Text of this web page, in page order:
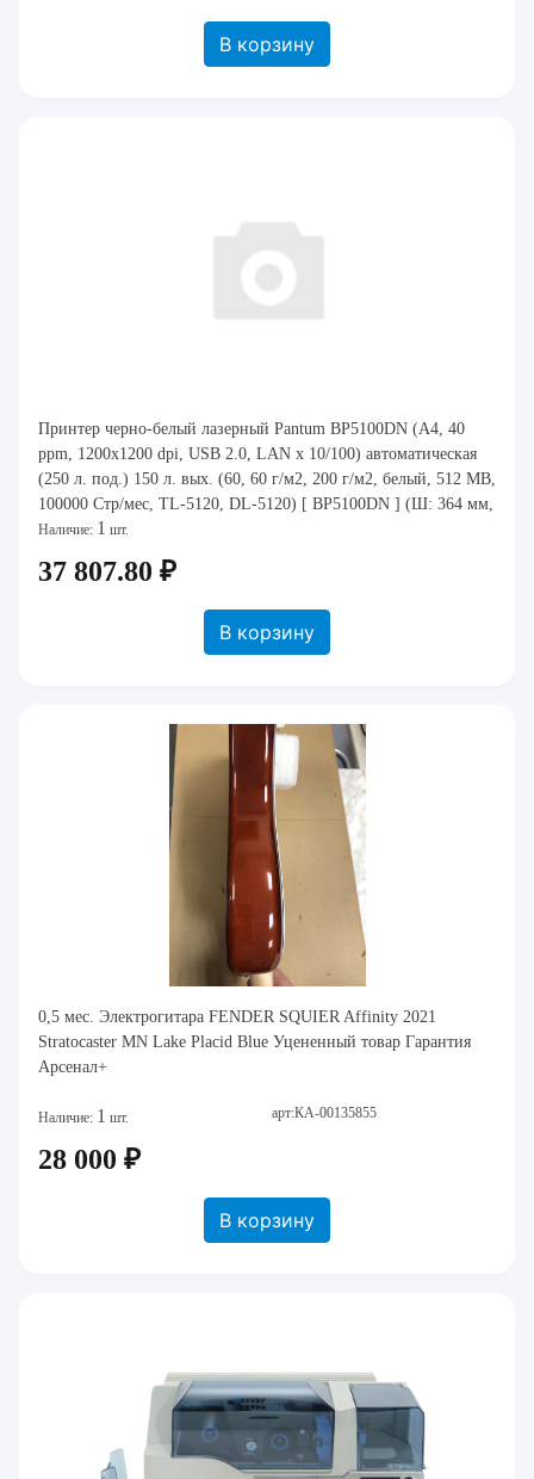
В корзину
Принтер черно-белый лазерный Pantum BP5100DN (A4, 40
ppm, 1200x1200 dpi, USB 2.0, LAN x 10/100) автоматическая
(250 л. под.) 150 л. вых. (60, 60 г/м2, 200 г/м2, белый, 512 MB,
100000 Стр/мес, TL-5120, DL-5120) [ BP5100DN ] (Ш: 364 мм,
В: 257 мм, Г: 344 мм
Наличие: 1 шт.
37 807.80 ₽
В корзину
0,5 мес. Электрогитара FENDER SQUIER Affinity 2021
Stratocaster MN Lake Placid Blue Уцененный товар Гарантия
Арсенал+
Наличие: 1 шт. арт:КА-00135855
28 000 ₽
В корзину